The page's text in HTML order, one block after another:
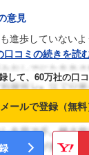
意見
進歩していない
口コミの続きを読
して、60万社の口
メールで登録（無料